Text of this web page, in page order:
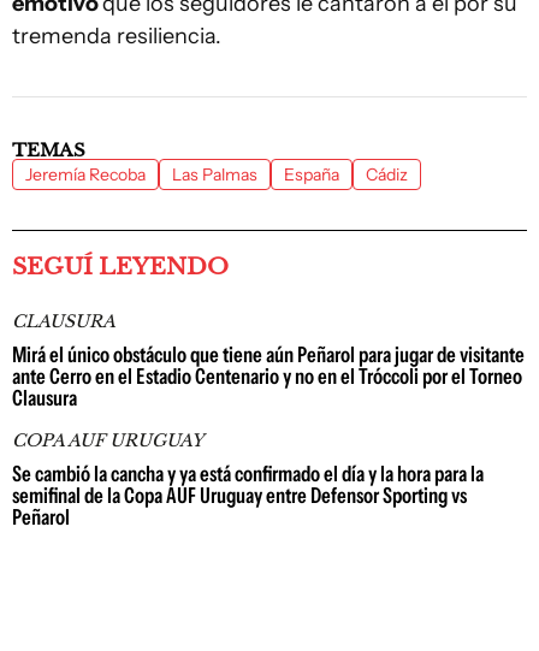
tremenda resiliencia.
TEMAS
Jeremía Recoba Las Palmas España Cádiz
SEGUÍ LEYENDO
CLAUSURA
Mirá el único obstáculo que tiene aún Peñarol para jugar de visitante
ante Cerro en el Estadio Centenario y no en el Tróccoli por el Torneo
Clausura
COPA AUF URUGUAY
Se cambió la cancha y ya está confirmado el día y la hora para la
semifinal de la Copa AUF Uruguay entre Defensor Sporting vs
Peñarol